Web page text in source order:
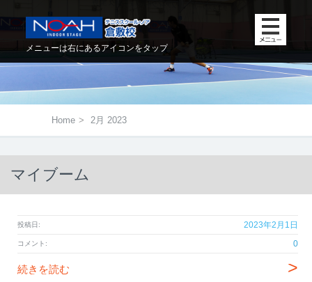
メニューは右にあるアイコンをタップ
Home > 2月 2023
マイブーム
投稿日: 2023年2月1日
コメント: 0
続きを読む >